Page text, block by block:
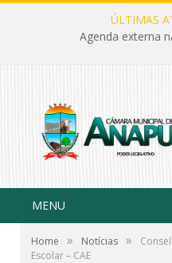
ÚLTIMAS
Agenda externa
MENU
Home » Notícias »
Escolar – CAE